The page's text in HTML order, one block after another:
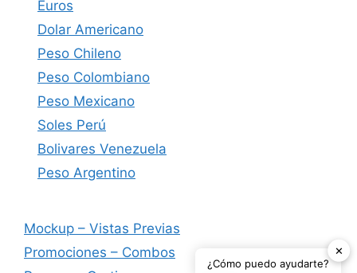
Euros
Dolar Americano
Peso Chileno
Peso Colombiano
Peso Mexicano
Soles Perú
Bolivares Venezuela
Peso Argentino
Mockup – Vistas Previas
Promociones – Combos
✕
¿Cómo puedo ayudarte?